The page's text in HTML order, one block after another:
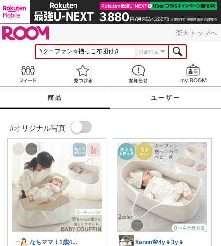
楽天トップへ
詳細検索
見つける お知らせ
商品 ユーザー
#オリジナル写真
なちママ ⌇ 1歳4歳ママ Кanon🌸4y👧3y👦